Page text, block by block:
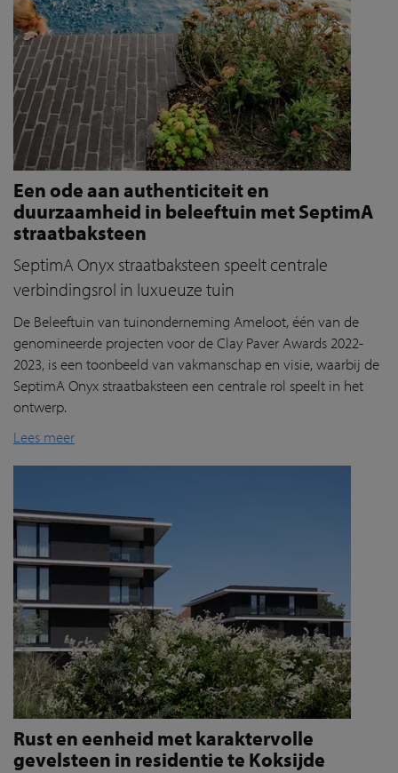
Een ode aan authenticiteit en
duurzaamheid in beleeftuin met SeptimA
straatbaksteen
SeptimA Onyx straatbaksteen speelt centrale
verbindingsrol in luxueuze tuin
De Beleeftuin van tuinonderneming Ameloot, één van de
genomineerde projecten voor de Clay Paver Awards 2022-
2023, is een toonbeeld van vakmanschap en visie, waarbij de
SeptimA Onyx straatbaksteen een centrale rol speelt in het
ontwerp.
Lees meer
Rust en eenheid met karaktervolle
gevelsteen in residentie te Koksijde